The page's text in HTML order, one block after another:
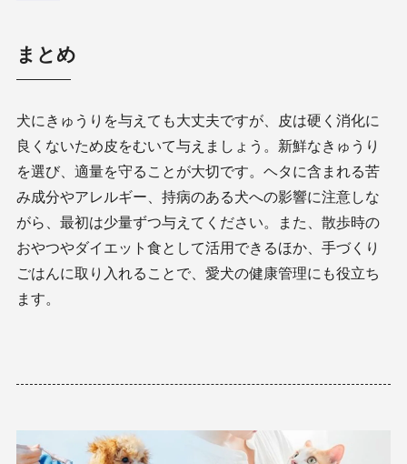
まとめ
犬にきゅうりを与えても大丈夫ですが、皮は硬く消化に
良くないため皮をむいて与えましょう。新鮮なきゅうり
を選び、適量を守ることが大切です。ヘタに含まれる苦
み成分やアレルギー、持病のある犬への影響に注意しな
がら、最初は少量ずつ与えてください。また、散歩時の
おやつやダイエット食として活用できるほか、手づくり
ごはんに取り入れることで、愛犬の健康管理にも役立ち
ます。